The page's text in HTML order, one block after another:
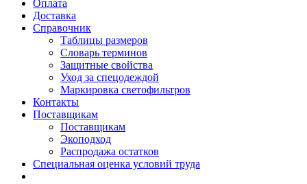
Оплата
Доставка
Справочник
Таблицы размеров
Словарь терминов
Защитные свойства
Уход за спецодеждой
Маркировка светофильтров
Контакты
Поставщикам
Поставщикам
Экоподход
Распродажа остатков
Специальная оценка условий труда